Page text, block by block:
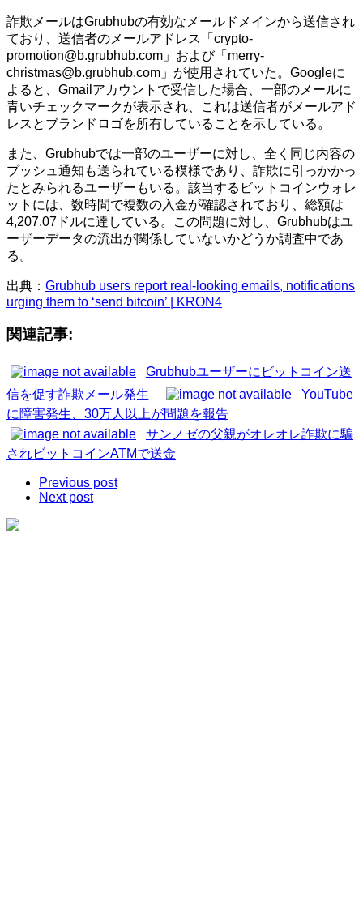
詐欺メールはGrubhubの有効なメールドメインから送信され
ており、送信者のメールアドレス「crypto-
promotion@b.grubhub.com」および「merry-
christmas@b.grubhub.com」が使用されていた。Googleに
よると、Gmailアカウントで受信した場合、一部のメールに
青いチェックマークが表示され、これは送信者がメールアド
レスとブランドロゴを所有していることを示している。
また、Grubhubでは一部のユーザーに対し、全く同じ内容の
プッシュ通知も送られている模様であり、詐欺に引っかかっ
たとみられるユーザーもいる。該当するビットコインウォレ
ットには、数時間で複数の入金が確認されており、総額は
4,207.07ドルに達している。この問題に対し、Grubhubはユ
ーザーデータの流出が関係していないかどうか調査中であ
る。
出典： Grubhub users report real-looking emails, notifications
urging them to ‘send bitcoin’ | KRON4
関連記事:
Grubhubユーザーにビットコイン送
信を促す詐欺メール発生
YouTube
に障害発生、30万人以上が問題を報告
サンノゼの父親がオレオレ詐欺に騙
されビットコインATMで送金
Previous post
Next post